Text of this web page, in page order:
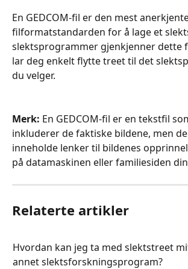
En GEDCOM-fil er den mest
filformatstandarden for å lage et
slektsprogrammer gjenkjenner dette
lar deg enkelt flytte treet til det
du velger.
Merk: En GEDCOM-fil er en tekstfil
inkluderer de faktiske bildene, men
inneholde lenker til bildenes
på datamaskinen eller familiesiden
Relaterte artikler
Hvordan kan jeg ta med slektstreet
annet slektsforskningsprogram?